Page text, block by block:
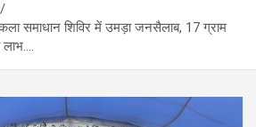
समाधान शिविर में उमड़ा जनसैलाब, 17 ग्राम
लाभ….